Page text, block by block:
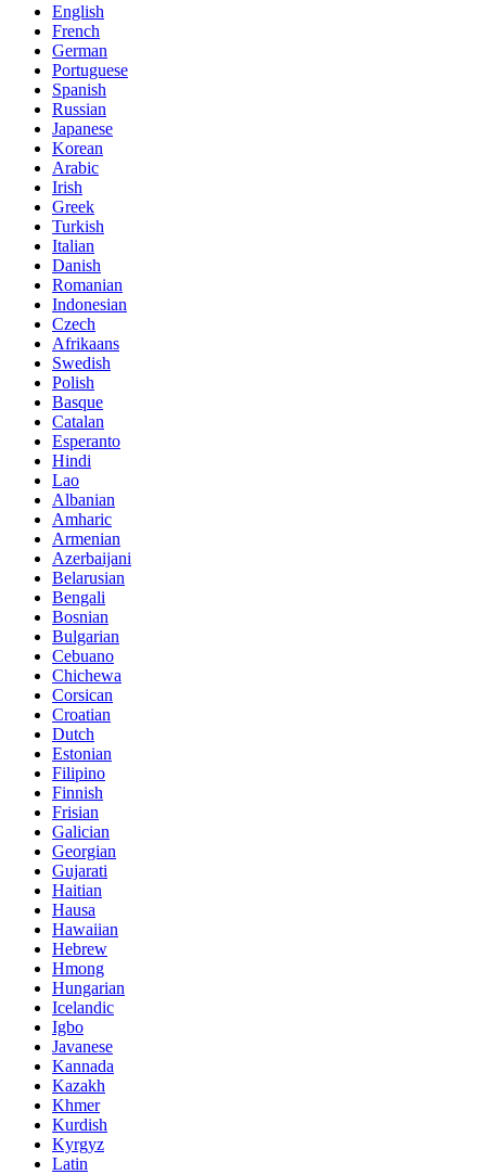
English
French
German
Portuguese
Spanish
Russian
Japanese
Korean
Arabic
Irish
Greek
Turkish
Italian
Danish
Romanian
Indonesian
Czech
Afrikaans
Swedish
Polish
Basque
Catalan
Esperanto
Hindi
Lao
Albanian
Amharic
Armenian
Azerbaijani
Belarusian
Bengali
Bosnian
Bulgarian
Cebuano
Chichewa
Corsican
Croatian
Dutch
Estonian
Filipino
Finnish
Frisian
Galician
Georgian
Gujarati
Haitian
Hausa
Hawaiian
Hebrew
Hmong
Hungarian
Icelandic
Igbo
Javanese
Kannada
Kazakh
Khmer
Kurdish
Kyrgyz
Latin